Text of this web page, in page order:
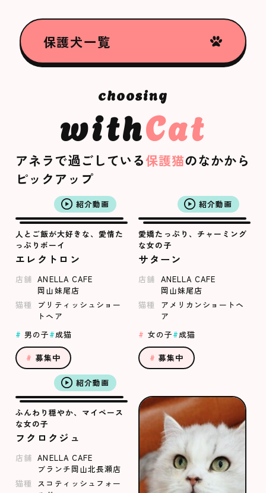
保護犬一覧
withCat
アネラで過ごしている保護猫のなかから
ピックアップ
紹介動画
人とご飯が大好きな、愛情た
っぷりボーイ
エレクトロン
店舗 ANELLA CAFE
岡山妹尾店
猫種
ブリティッシュショー
トヘア
男の子
成猫
募集中
紹介動画
愛嬌たっぷり、チャーミング
な女の子
サターン
店舗 ANELLA CAFE
岡山妹尾店
猫種
アメリカンショートヘ
ア
女の子
成猫
募集中
紹介動画
ふんわり穏やか、マイペース
な女の子
フクロクジュ
店舗 ANELLA CAFE
ブランチ岡山北長瀬店
猫種
スコティッシュフォー